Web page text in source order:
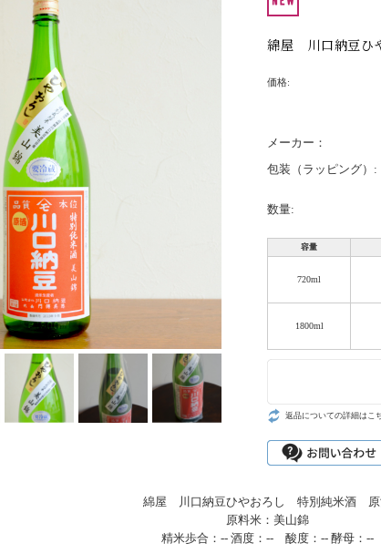
綿屋 川口納豆ひ
価格:
メーカー：
包装（ラッピング）:
数量:
容量
720ml
1800ml
返品についての詳細はこ
綿屋 川口納豆ひやおろし 特別純米酒 原
原料米：美山錦
精米歩合：-- 酒度：-- 酸度：-- 酵母：--